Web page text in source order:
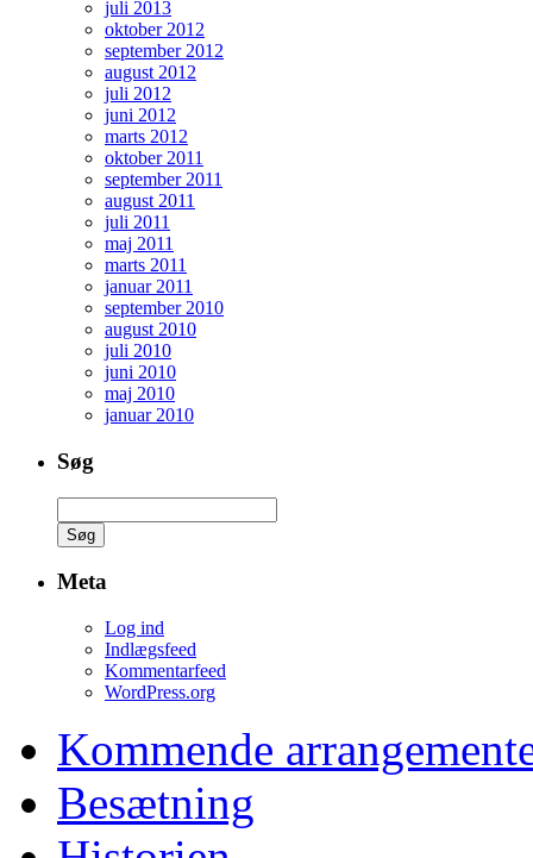
juli 2013
oktober 2012
september 2012
august 2012
juli 2012
juni 2012
marts 2012
oktober 2011
september 2011
august 2011
juli 2011
maj 2011
marts 2011
januar 2011
september 2010
august 2010
juli 2010
juni 2010
maj 2010
januar 2010
Søg
efter:
Meta
Log ind
Indlægsfeed
Kommentarfeed
WordPress.org
Kommende
Besætning